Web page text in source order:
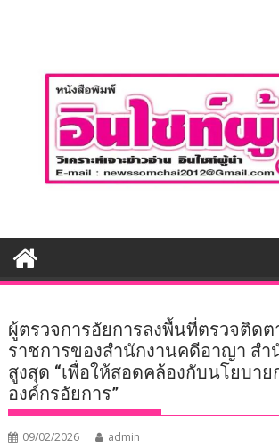
ผู้ตรวจการอัยการลงพื้นที่ตรวจติด
ราชการของสำนักงานคดีอาญา สำ
สูงสุด “เพื่อให้สอดคล้องกับนโยบาย
องค์กรอัยการ”
09/02/2026 admin